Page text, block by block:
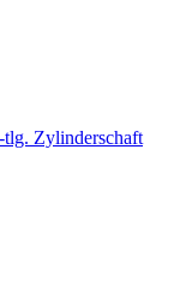
tlg. Zylinderschaft